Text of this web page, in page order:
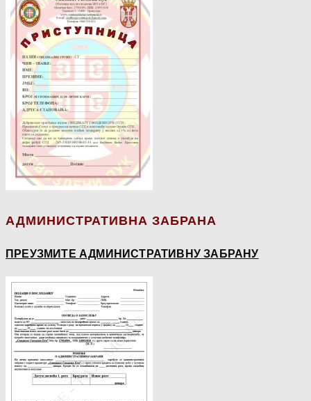
АДМИНИСТРАТИВНА ЗАБРАНА
ПРЕУЗМИТЕ АДМИНИСТРАТИВНУ ЗАБРАНУ